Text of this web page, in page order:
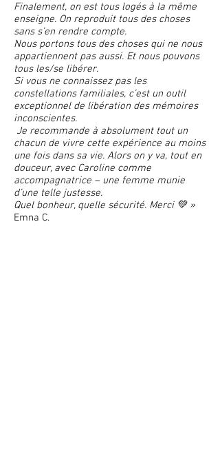
Finalement, on est tous logés à la même
enseigne. On reproduit tous des choses
sans s’en rendre compte.
Nous portons tous des choses qui ne nous
appartiennent pas aussi. Et nous pouvons
tous les/se libérer.
Si vous ne connaissez pas les
constellations familiales, c’est un outil
exceptionnel de libération des mémoires
inconscientes.
Je recommande à absolument tout un
chacun de vivre cette expérience au moins
une fois dans sa vie. Alors on y va, tout en
douceur, avec Caroline comme
accompagnatrice – une femme munie
d’une telle justesse.
Quel bonheur, quelle sécurité. Merci 💚 »
Emna C.